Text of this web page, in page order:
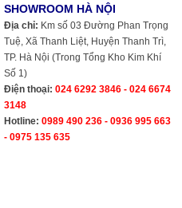
SHOWROOM HÀ NỘI
Địa chỉ: Km số 03 Đường Phan Trọng
Tuệ, Xã Thanh Liệt, Huyện Thanh Trì,
TP. Hà Nội (Trong Tổng Kho Kim Khí
Số 1)
Điện thoại: 024 6292 3846 - 024 6674
3148
Hotline: 0989 490 236 - 0936 995 663
- 0975 135 635